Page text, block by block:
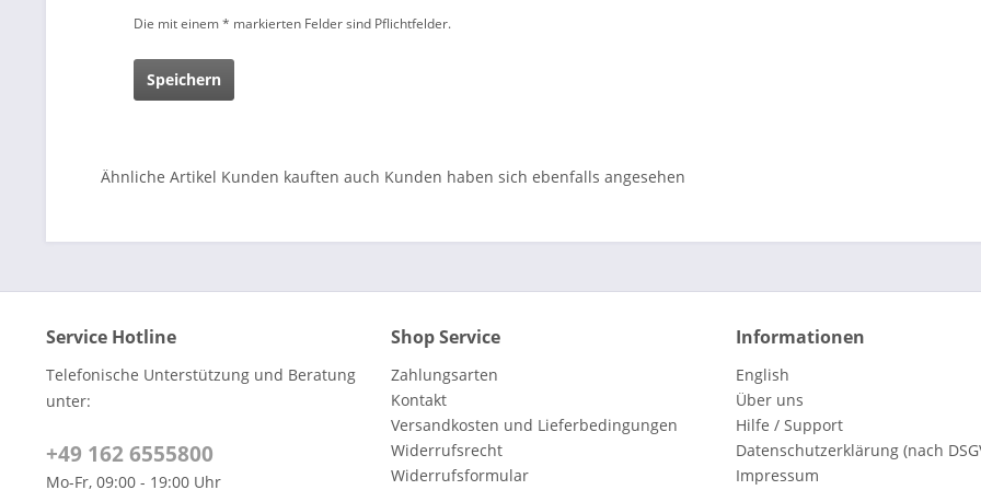
Die mit einem * markierten Felder sind Pflichtfelder.
Speichern
Ähnliche Artikel Kunden kauften auch Kunden haben sich ebenfalls angesehen
Service Hotline
Telefonische Unterstützung und Beratung
unter:
+49 162 6555800
Mo-Fr, 09:00 - 19:00 Uhr
Shop Service
Zahlungsarten
Kontakt
Versandkosten und Lieferbedingungen
Widerrufsrecht
Widerrufsformular
Informationen
English
Über uns
Hilfe / Support
Datenschutzerklärung (nach
Impressum